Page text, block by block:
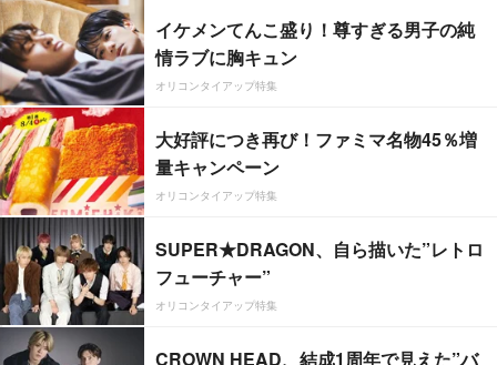
イケメンてんこ盛り！尊すぎる男子の純
情ラブに胸キュン
オリコンタイアップ特集
大好評につき再び！ファミマ名物45％増
量キャンペーン
オリコンタイアップ特集
SUPER★DRAGON、自ら描いた”レトロ
フューチャー”
オリコンタイアップ特集
CROWN HEAD、結成1周年で見えた”バ